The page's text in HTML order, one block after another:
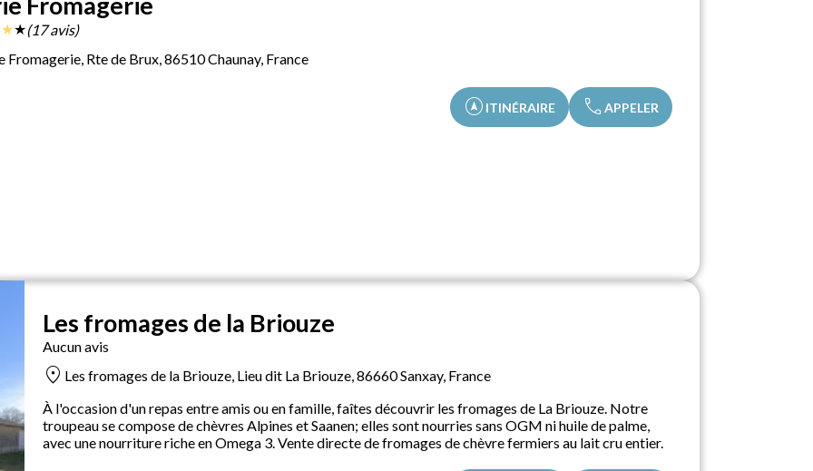
★★(17 avis)
Fromagerie, Rte de Brux, 86510 Chaunay, France
assistant_navigation ITINÉRAIRE call APPELER
Les fromages de la Briouze
Aucun avis
location_on Les fromages de la Briouze, Lieu dit La Briouze, 86660 Sanxay, France
À l'occasion d'un repas entre amis ou en famille, faîtes découvrir les fromages de La Briouze. Notre
troupeau se compose de chèvres Alpines et Saanen; elles sont nourries sans OGM ni huile de palme,
avec une nourriture riche en Omega 3. Vente directe de fromages de chèvre fermiers au lait cru entier.